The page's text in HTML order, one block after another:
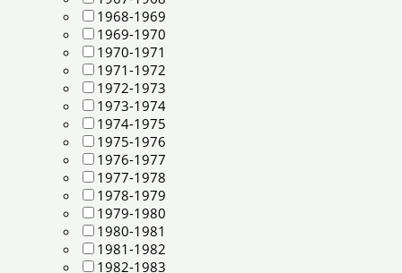
1968-1969
1969-1970
1970-1971
1971-1972
1972-1973
1973-1974
1974-1975
1975-1976
1976-1977
1977-1978
1978-1979
1979-1980
1980-1981
1981-1982
1982-1983